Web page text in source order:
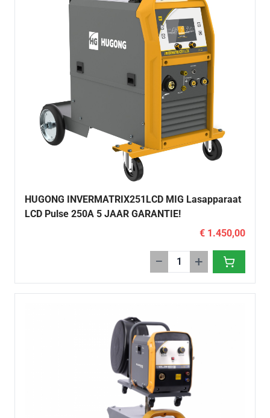
HUGONG INVERMATRIX251LCD MIG Lasapparaat
LCD Pulse 250A 5 JAAR GARANTIE!
€ 1.450,00
− +